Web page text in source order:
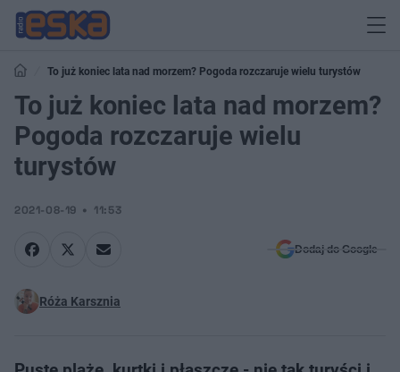
To już koniec lata nad morzem? Pogoda rozczaruje wielu turystów
To już koniec lata nad morzem?
Pogoda rozczaruje wielu
turystów
2021-08-19 11:53
Dodaj do Google
Róża Karsznia